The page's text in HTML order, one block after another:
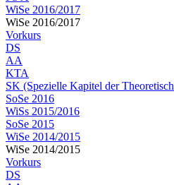
WiSe 2016/2017
WiSe 2016/2017
Vorkurs
DS
AA
KTA
SK (Spezielle Kapitel der
SoSe 2016
WiSs 2015/2016
SoSe 2015
WiSe 2014/2015
WiSe 2014/2015
Vorkurs
DS